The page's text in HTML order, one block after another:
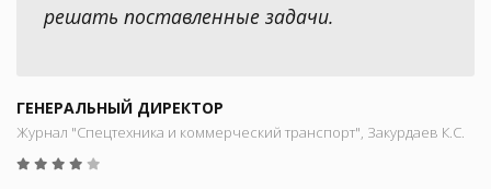
решать поставленные задачи.
ГЕНЕРАЛЬНЫЙ ДИРЕКТОР
Журнал "Спецтехника и коммерческий транспорт", Закурдаев К.С.